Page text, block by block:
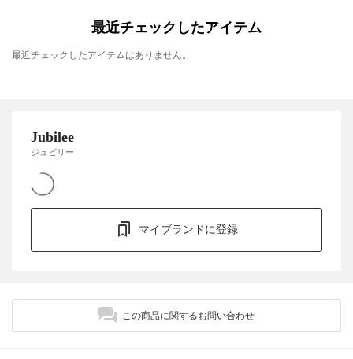
最近チェックしたアイテム
最近チェックしたアイテムはありません。
Jubilee
ジュビリー
マイブランドに登録
この商品に関するお問い合わせ